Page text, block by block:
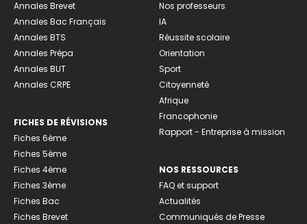
Annales Brevet
Annales Bac Français
Annales BTS
Annales Prépa
Annales BUT
Annales CRPE
FICHES DE RÉVISIONS
Fiches 6ème
Fiches 5ème
Fiches 4ème
Fiches 3ème
Fiches Bac
Fiches Brevet
Nos professeurs
IA
Réussite scolaire
Orientation
Sport
Citoyenneté
Afrique
Francophonie
Rapport - Entreprise à mission
NOS RESSOURCES
FAQ et support
Actualités
Communiqués de Presse